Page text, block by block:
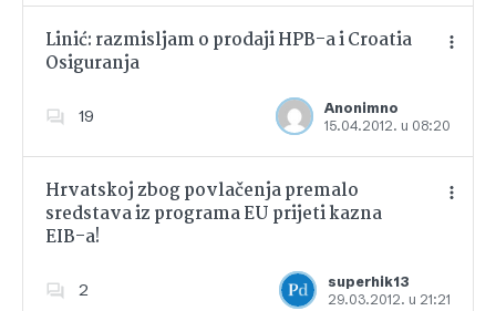
Linić: razmisljam o prodaji HPB-a i Croatia
Osiguranja
19
Anonimno
15.04.2012. u 08:20
Dodajte u favorite
Hrvatskoj zbog povlačenja premalo
sredstava iz programa EU prijeti kazna
EIB-a!
2
superhik13
29.03.2012. u 21:21